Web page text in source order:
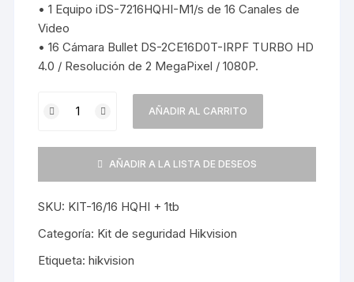
• 1 Equipo iDS-7216HQHI-M1/s de 16 Canales de
Video
• 16 Cámara Bullet DS-2CE16D0T-IRPF TURBO HD
4.0 / Resolución de 2 MegaPixel / 1080P.
Seguridad
Camaras
2mp
1TB
AÑADIR AL CARRITO
AÑADIR A LA LISTA DE DESEOS
SKU: KIT-16/16 HQHI + 1tb
Categoría: Kit de seguridad Hikvision
Etiqueta:hikvision